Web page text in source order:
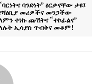
ባንድነት” ዕርቃናቸው ታዩ፤
መሪዎችና መንጋችው
ተነኩ ጩኸትና “ተኮፊልና”
ኢሳያስ ጥብቅና መቆም!